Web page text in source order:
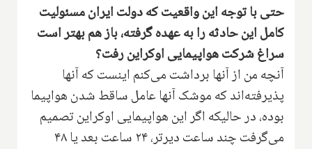
حتی با توجه این واقعیت که دولت ایران مسئولیت
کامل این حادثه را به عهده گرفته، باز هم بهتر است
سراغ شرکت هواپیمایی اوکراین رفت؟
آنچه من از آنها برداشت می‌کنم اینست که آنها
پذیرفته‌اند که موشک آنها عامل ساقط شدن هواپیما
بوده، در حالیکه اگر این هواپیمایی اوکراین تصمیم
می‌گرفت چند ساعت دیرتر، ۲۴ ساعت بعد یا ۴۸